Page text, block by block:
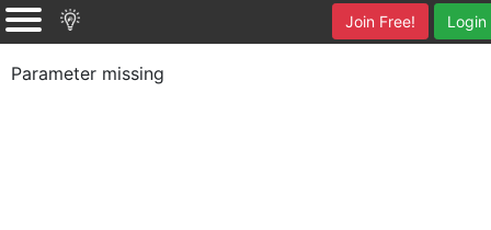
Login
Join Free!
Parameter missing